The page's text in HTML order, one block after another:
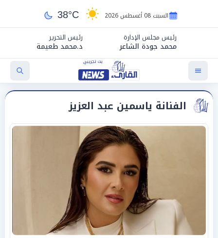
السبت 08 أغسطس 2026 38°C
رئيس مجلس الإدارة
محمد جودة الشاعر
رئيس التحرير
د.محمد طعيمة
الفنانة ياسمين عبد العزيز